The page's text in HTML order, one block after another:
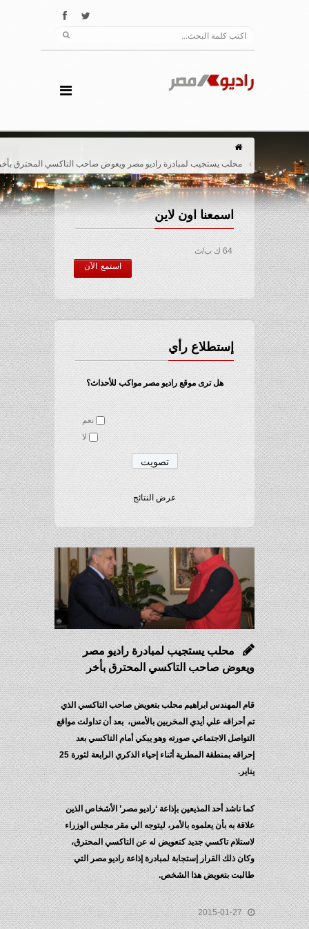
محلب يستجيب لمبادرة راديو مصر ويعوض صاحب التاكسي المحترق بأخر
اسمعنا اون لاين
64 ك ب/ث
استمع الآن
إستطلاع رأي
هل ترى موقع راديو مصر مواكب للأحداث؟
نعم
لا
عرض النتائج
محلب يستجيب لمبادرة راديو مصر
ويعوض صاحب التاكسي المحترق بأخر
قام المهندس ابراهيم محلب بتعويض صاحب التاكسي الذي
تم أحراقه علي أيدي المخربين بالأمس، بعد أن تداولت مواقع
التواصل الاجتماعي صورته وهو يبكي أمام التاكسي بعد
إحراقه بمنطقة المطرية أثناء إحياء الذكري الرابعة لثورة 25
يناير.
كما ناشد أحد المذيعين بإذاعة ‘راديو مصر’ الأشخاص الذين
علاقة به بأن يعلموه بالأمر، ليتوجه الي مقر مجلس الوزراء
لاستلام تاكسي جديد كتعويض له عن التاكسي المحترق،
وكان ذلك القرار إستجابة لمبادرة إذاعة راديو مصر التي
طالبت بتعويض هذا الشخص.
2015-01-27